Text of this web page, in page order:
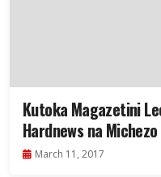
Kutoka Magazetini
Hardnews na
March 11, 2017